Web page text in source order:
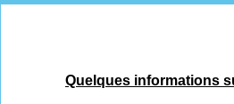
Quelques informations